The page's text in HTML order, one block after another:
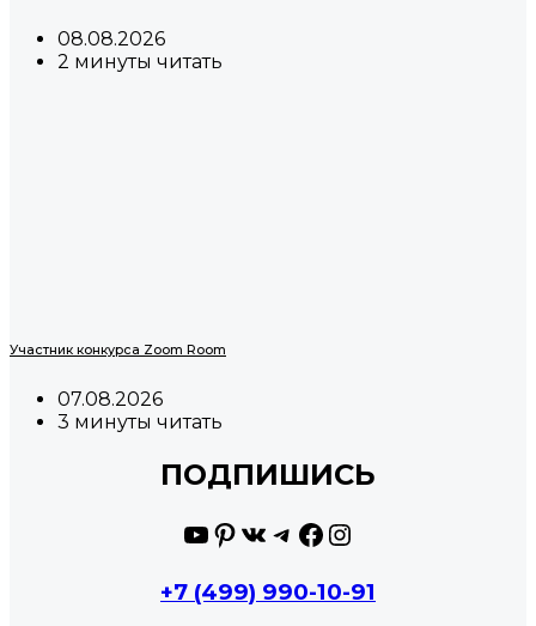
08.08.2026
2 минуты читать
Участник конкурса Zoom Room
07.08.2026
3 минуты читать
ПОДПИШИСЬ
YouTube
Pinterest
ВКонтакте
Telegram
Facebook
Instagram
+7 (499) 990-10-91